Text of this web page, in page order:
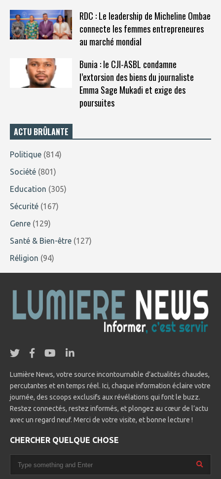
RDC : Le leadership de Micheline Ombae
connecte les femmes entrepreneures
au marché mondial
Bunia : le CJI-ASBL condamne
l’extorsion des biens du journaliste
Emma Sage Mukadi et exige des
poursuites
ACTU BRÛLANTE
Politique (814)
Société (801)
Education (305)
Sécurité (167)
Genre (129)
Santé & Bien-être (127)
Réligion (94)
Lumière News, votre source incontournable d’actualités chaudes,
percutantes et en temps réel. Ici, chaque information éclaire votre
journée, des scoops exclusifs aux révélations qui font le buzz.
Restez connectés, restez informés, et plongez au cœur de l’actu
avec un regard neuf. Merci de votre visite, et bonne lecture !
CHERCHER QUELQUE CHOSE